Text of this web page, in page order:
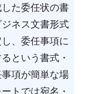
た委任状の書
ネス文書形式
、委任事項に
という書式・
項が簡単な場
トでは宛名・